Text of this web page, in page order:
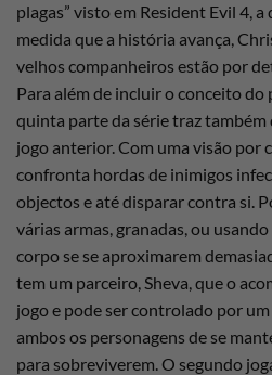
plagas” visto em Resident Evil 4, a
medida que a história avança,
velhos companheiros estão por
Para além de incluir o conceito do
quinta parte da série traz
jogo anterior. Com uma visão por
confronta hordas de inimigos
objectos e até disparar contra si.
várias armas, granadas, ou
corpo se se aproximarem
tem um parceiro, Sheva, que o
jogo e pode ser controlado por
ambos os personagens de se
para sobreviverem. O segundo